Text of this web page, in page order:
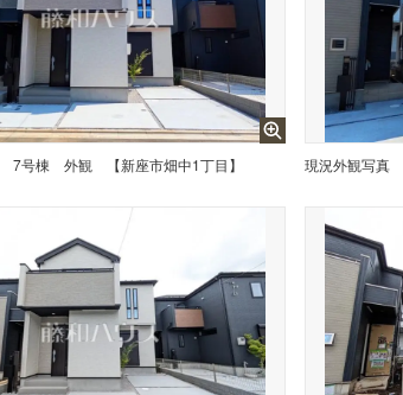
7号棟 外観 【新座市畑中1丁目】 現況外観写真